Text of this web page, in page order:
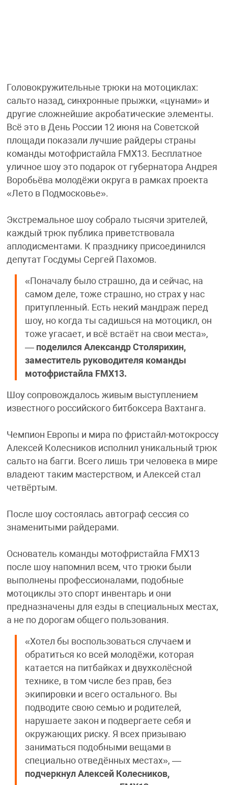
Головокружительные трюки на мотоциклах:
сальто назад, синхронные прыжки, «цунами» и
другие сложнейшие акробатические элементы.
Всё это в День России 12 июня на Советской
площади показали лучшие райдеры страны
команды мотофристайла FMX13. Бесплатное
уличное шоу это подарок от губернатора Андрея
Воробьёва молодёжи округа в рамках проекта
«Лето в Подмосковье».
Экстремальное шоу собрало тысячи зрителей,
каждый трюк публика приветствовала
аплодисментами. К празднику присоединился
депутат Госдумы Сергей Пахомов.
«Поначалу было страшно, да и сейчас, на
самом деле, тоже страшно, но страх у нас
притупленный. Есть некий мандраж перед
шоу, но когда ты садишься на мотоцикл, он
тоже угасает, и всё встаёт на свои места»,
— поделился Александр Столярихин,
заместитель руководителя команды
мотофристайла FMX13.
Шоу сопровождалось живым выступлением
известного российского битбоксера Вахтанга.
Чемпион Европы и мира по фристайл-мотокроссу
Алексей Колесников исполнил уникальный трюк
сальто на багги. Всего лишь три человека в мире
владеют таким мастерством, и Алексей стал
четвёртым.
После шоу состоялась автограф сессия со
знаменитыми райдерами.
Основатель команды мотофристайла FMX13
после шоу напомнил всем, что трюки были
выполнены профессионалами, подобные
мотоциклы это спорт инвентарь и они
предназначены для езды в специальных местах,
а не по дорогам общего пользования.
«Хотел бы воспользоваться случаем и
обратиться ко всей молодёжи, которая
катается на питбайках и двухколёсной
технике, в том числе без прав, без
экипировки и всего остального. Вы
подводите свою семью и родителей,
нарушаете закон и подвергаете себя и
окружающих риску. Я всех призываю
заниматься подобными вещами в
специально отведённых местах», —
подчеркнул Алексей Колесников,